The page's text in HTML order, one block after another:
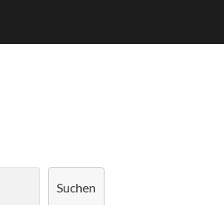
Suchen